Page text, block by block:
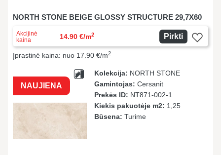
NORTH STONE BEIGE GLOSSY STRUCTURE 29,7X60
Akcijinė
kaina
14.90 €/m2 Pirkti
Įprastinė kaina: nuo 17.90 €/m2
NAUJIENA
Kolekcija: NORTH STONE
Gamintojas: Cersanit
Prekės ID: NT871-002-1
Kiekis pakuotėje m2: 1,25
Būsena: Turime